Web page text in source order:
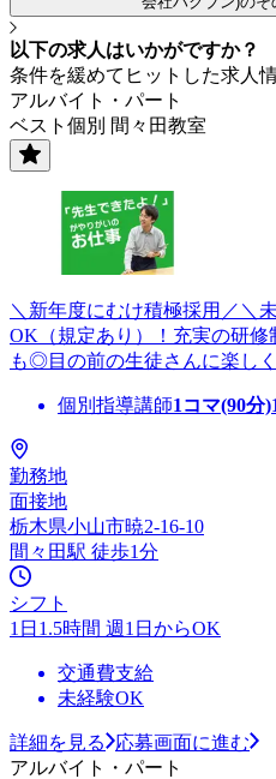
以下の求人はいかがですか？
条件を緩めてヒットした求人
アルバイト・パート
ベスト個別 間々田教室
＼新年度にむけ積極採用／＼
OK（規定あり）！充実の研
も◎目の前の生徒さんに楽し
個別指導講師1コマ(90分)
勤務地
面接地
栃木県小山市暁2-16-10
間々田駅 徒歩1分
シフト
1日1.5時間 週1日からOK
交通費支給
未経験OK
詳細を見る
応募画面に進む
アルバイト・パート